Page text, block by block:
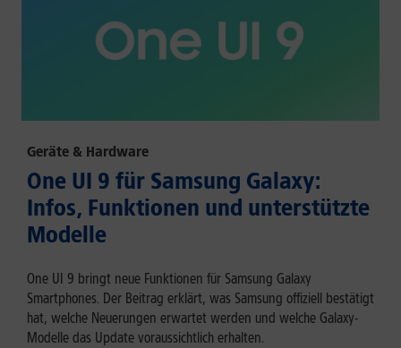
Geräte & Hardware
One UI 9 für Samsung Galaxy:
Infos, Funktionen und unterstützte
Modelle
One UI 9 bringt neue Funktionen für Samsung Galaxy
Smartphones. Der Beitrag erklärt, was Samsung offiziell bestätigt
hat, welche Neuerungen erwartet werden und welche Galaxy-
Modelle das Update voraussichtlich erhalten.